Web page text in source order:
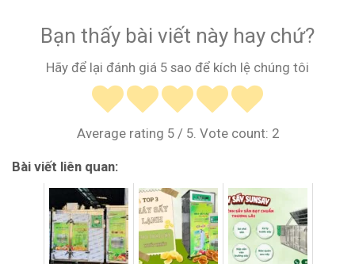
Bạn thấy bài viết này hay chứ?
Hãy để lại đánh giá 5 sao để kích lệ chúng tôi
Average rating 5/ 5. Vote count: 2
Bài viết liên quan: